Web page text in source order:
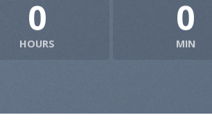
0
HOURS
0
MIN